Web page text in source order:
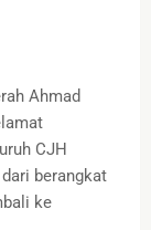
Ahmad
CJH
berangkat
ke